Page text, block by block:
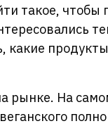
такое,
какие
рынке. На